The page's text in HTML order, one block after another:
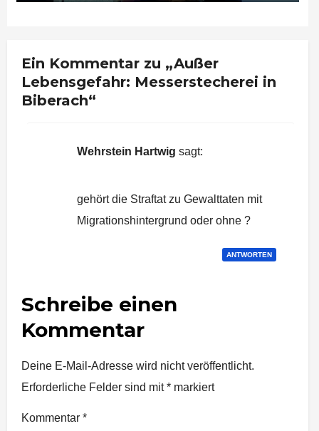
Ein Kommentar zu „Außer
Lebensgefahr: Messerstecherei in
Biberach“
Wehrstein Hartwig sagt:
gehört die Straftat zu Gewalttaten mit
Migrationshintergrund oder ohne ?
ANTWORTEN
Schreibe einen
Kommentar
Deine E-Mail-Adresse wird nicht veröffentlicht.
Erforderliche Felder sind mit* markiert
Kommentar *